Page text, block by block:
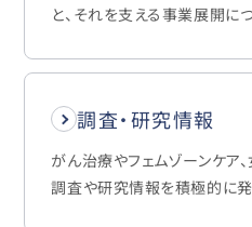
と、それを支える事業展開に
調査・研究情報
がん治療やフェムゾーンケア
調査や研究情報を積極的に発